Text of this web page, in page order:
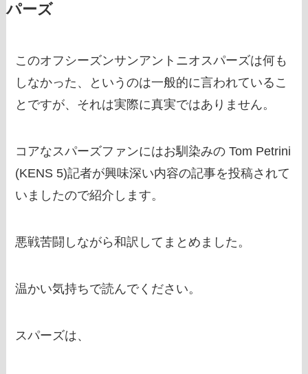
パーズ
このオフシーズンサンアントニオスパーズは何も
しなかった、というのは一般的に言われているこ
とですが、それは実際に真実ではありません。
コアなスパーズファンにはお馴染みの Tom Petrini
(KENS 5)記者が興味深い内容の記事を投稿されて
いましたので紹介します。
悪戦苦闘しながら和訳してまとめました。
温かい気持ちで読んでください。
スパーズは、